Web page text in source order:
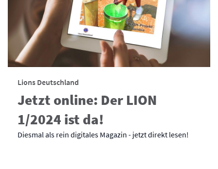
Lions Deutschland
Jetzt online: Der LION
1/2024 ist da!
Diesmal als rein digitales Magazin - jetzt direkt lesen!